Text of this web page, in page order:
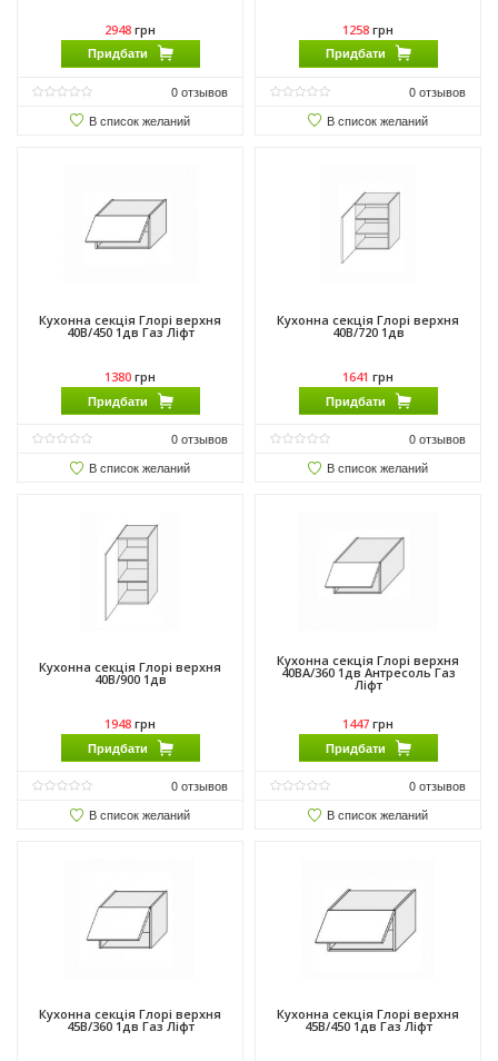
2948 грн
Придбати
0отзывов
В список желаний
1258 грн
Придбати
0отзывов
В список желаний
Кухонна секція Глорі верхня
40В/450 1дв Газ Ліфт
1380 грн
Придбати
0отзывов
В список желаний
Кухонна секція Глорі верхня
40В/720 1дв
1641 грн
Придбати
0отзывов
В список желаний
Кухонна секція Глорі верхня
40В/900 1дв
1948 грн
Придбати
0отзывов
В список желаний
Кухонна секція Глорі верхня
40ВА/360 1дв Антресоль Газ
Ліфт
1447 грн
Придбати
0отзывов
В список желаний
Кухонна секція Глорі верхня
45В/360 1дв Газ Ліфт
Кухонна секція Глорі верхня
45В/450 1дв Газ Ліфт